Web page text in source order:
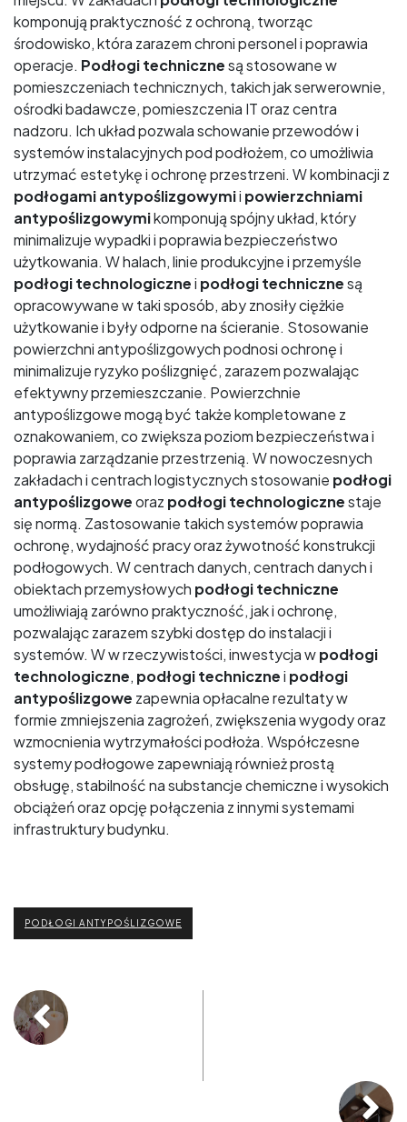
komponują praktyczność z ochroną, tworząc
środowisko, która zarazem chroni personel i poprawia
operacje. Podłogi technicznesą stosowane w
pomieszczeniach technicznych, takich jak serwerownie,
ośrodki badawcze, pomieszczenia IT oraz centra
nadzoru. Ich układ pozwala schowanie przewodów i
systemów instalacyjnych pod podłożem, co umożliwia
utrzymać estetykę i ochronę przestrzeni. W kombinacji z
podłogami antypoślizgowymii powierzchniami
antypoślizgowymikomponują spójny układ, który
minimalizuje wypadki i poprawia bezpieczeństwo
użytkowania. W halach, linie produkcyjne i przemyśle
podłogi technologicznei podłogi technicznesą
opracowywane w taki sposób, aby znosiły ciężkie
użytkowanie i były odporne na ścieranie. Stosowanie
powierzchni antypoślizgowych podnosi ochronę i
minimalizuje ryzyko poślizgnięć, zarazem pozwalając
efektywny przemieszczanie. Powierzchnie
antypoślizgowe mogą być także kompletowane z
oznakowaniem, co zwiększa poziom bezpieczeństwa i
poprawia zarządzanie przestrzenią. W nowoczesnych
zakładach i centrach logistycznych stosowanie podłogi
antypoślizgoweoraz podłogi technologicznestaje
się normą. Zastosowanie takich systemów poprawia
ochronę, wydajność pracy oraz żywotność konstrukcji
podłogowych. W centrach danych, centrach danych i
obiektach przemysłowych podłogi techniczne
umożliwiają zarówno praktyczność, jak i ochronę,
pozwalając zarazem szybki dostęp do instalacji i
systemów. W w rzeczywistości, inwestycja wpodłogi
technologiczne, podłogi technicznei podłogi
antypoślizgowe zapewnia opłacalne rezultaty w
formie zmniejszenia zagrożeń, zwiększenia wygody oraz
wzmocnienia wytrzymałości podłoża. Współczesne
systemy podłogowe zapewniają również prostą
obsługę, stabilność na substancje chemiczne i wysokich
obciążeń oraz opcję połączenia z innymi systemami
infrastruktury budynku.
PODŁOGI ANTYPOŚLIZGOWE